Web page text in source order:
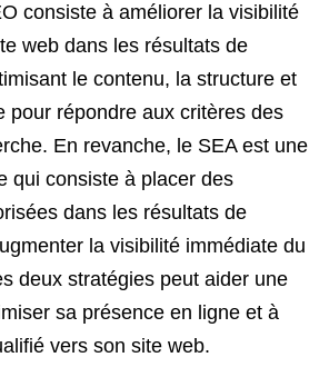
consiste à améliorer la visibilité
web dans les résultats de
le contenu, la structure et
pour répondre aux critères des
En revanche, le SEA est une
qui consiste à placer des
dans les résultats de
la visibilité immédiate du
deux stratégies peut aider une
sa présence en ligne et à
vers son site web.